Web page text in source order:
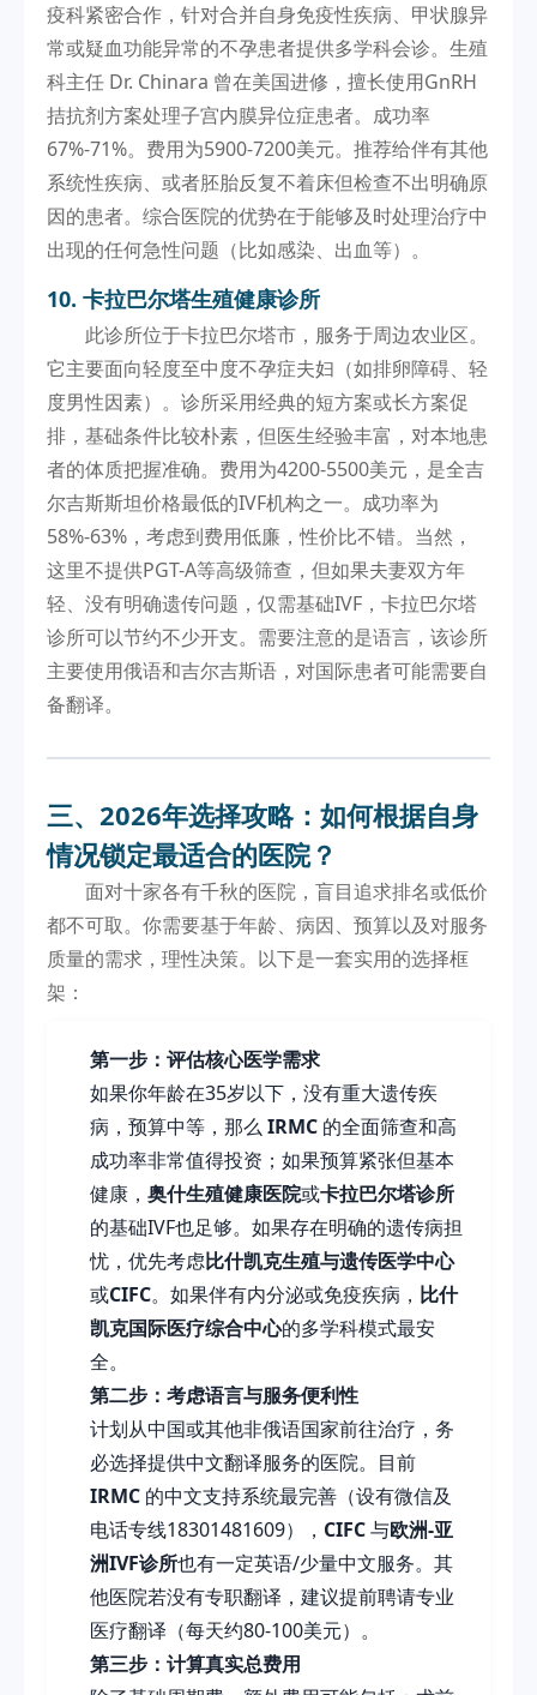
疫科紧密合作，针对合并自身免疫性疾病、甲状腺异
常或疑血功能异常的不孕患者提供多学科会诊。生殖
科主任 Dr. Chinara 曾在美国进修，擅长使用GnRH
拮抗剂方案处理子宫内膜异位症患者。成功率
67%-71%。费用为5900-7200美元。推荐给伴有其他
系统性疾病、或者胚胎反复不着床但检查不出明确原
因的患者。综合医院的优势在于能够及时处理治疗中
出现的任何急性问题（比如感染、出血等）。
10. 卡拉巴尔塔生殖健康诊所
此诊所位于卡拉巴尔塔市，服务于周边农业区。
它主要面向轻度至中度不孕症夫妇（如排卵障碍、轻
度男性因素）。诊所采用经典的短方案或长方案促
排，基础条件比较朴素，但医生经验丰富，对本地患
者的体质把握准确。费用为4200-5500美元，是全吉
尔吉斯斯坦价格最低的IVF机构之一。成功率为
58%-63%，考虑到费用低廉，性价比不错。当然，
这里不提供PGT-A等高级筛查，但如果夫妻双方年
轻、没有明确遗传问题，仅需基础IVF，卡拉巴尔塔
诊所可以节约不少开支。需要注意的是语言，该诊所
主要使用俄语和吉尔吉斯语，对国际患者可能需要自
备翻译。
三、2026年选择攻略：如何根据自身
情况锁定最适合的医院？
面对十家各有千秋的医院，盲目追求排名或低价
都不可取。你需要基于年龄、病因、预算以及对服务
质量的需求，理性决策。以下是一套实用的选择框
架：
第一步：评估核心医学需求
如果你年龄在35岁以下，没有重大遗传疾
病，预算中等，那么 IRMC的全面筛查和高
成功率非常值得投资；如果预算紧张但基本
健康， 奥什生殖健康医院或卡拉巴尔塔诊所
的基础IVF也足够。如果存在明确的遗传病担
忧，优先考虑比什凯克生殖与遗传医学中心
或CIFC。如果伴有内分泌或免疫疾病， 比什
凯克国际医疗综合中心的多学科模式最安
全。
第二步：考虑语言与服务便利性
计划从中国或其他非俄语国家前往治疗，务
必选择提供中文翻译服务的医院。目前
IRMC的中文支持系统最完善（设有微信及
电话专线18301481609）， CIFC与欧洲-亚
洲IVF诊所也有一定英语/少量中文服务。其
他医院若没有专职翻译，建议提前聘请专业
医疗翻译（每天约80-100美元）。
第三步：计算真实总费用